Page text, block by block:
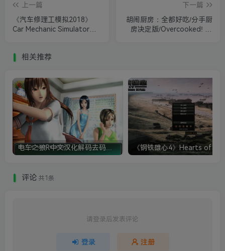
上一篇
《汽车修理工模拟2018》
Car Mechanic Simulator
下一篇
胡闹厨房：全都好吃/分手厨
房决定版/Overcooked! All
相关推荐
评论 共1条
请登录后发表评论
登录 注册